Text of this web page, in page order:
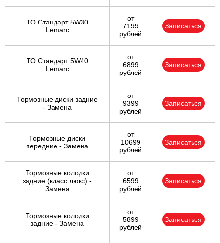
ТО Стандарт 5W30
Lemarc
от
7199
рублей
Записаться
ТО Стандарт 5W40
Lemarc
от
6899
рублей
Записаться
Тормозные диски задние
- Замена
от
9399
рублей
Записаться
Тормозные диски
передние - Замена
от
10699
рублей
Записаться
Тормозные колодки
задние (класс люкс) -
Замена
от
6599
рублей
Записаться
Тормозные колодки
задние - Замена
от
5899
рублей
Записаться